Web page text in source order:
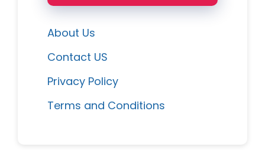
About Us
Contact US
Privacy Policy
Terms and Conditions